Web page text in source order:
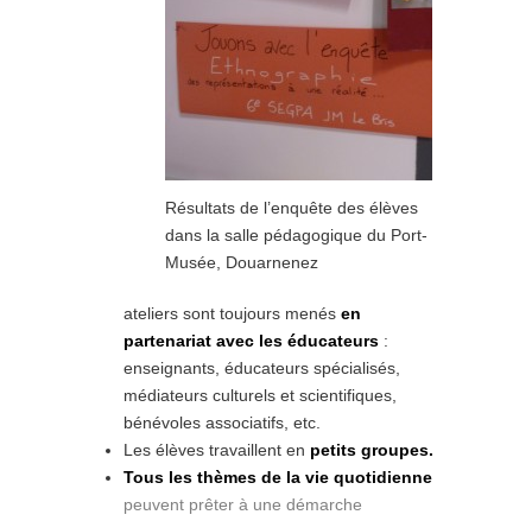
Résultats de l’enquête des élèves
dans la salle pédagogique du Port-
Musée, Douarnenez
ateliers sont toujours menés en
partenariat avec les éducateurs :
enseignants, éducateurs spécialisés,
médiateurs culturels et scientifiques,
bénévoles associatifs, etc.
Les élèves travaillent en petits groupes.
Tous les thèmes de la vie quotidienne
peuvent prêter à une démarche